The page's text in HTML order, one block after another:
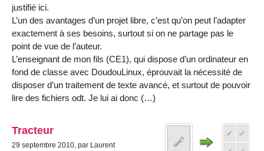
justifié ici.
L’un des avantages d’un projet libre, c’est qu’on peut l’adapter
exactement à ses besoins, surtout si on ne partage pas le
point de vue de l’auteur.
L’enseignant de mon fils (CE1), qui dispose d’un ordinateur en
fond de classe avec DoudouLinux, éprouvait la nécessité de
disposer d’un traitement de texte avancé, et surtout de pouvoir
lire des fichiers odt. Je lui ai donc (…)
Tracteur
29 septembre 2010, par Laurent